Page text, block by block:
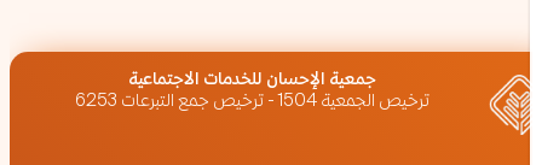
‏جمعية الإحسان للخدمات الاجتماعية
ترخيص الجمعية 1504 - ترخيص جمع التبرعات 6253